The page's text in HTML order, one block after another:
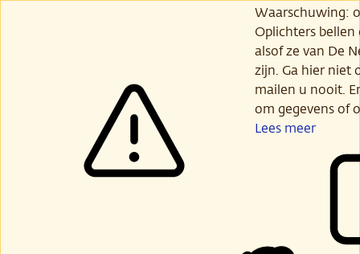
Waarschuwing:
Oplichters
alsof ze van De
zijn. Ga hier niet
mailen u nooit.
om gegevens of
Lees meer